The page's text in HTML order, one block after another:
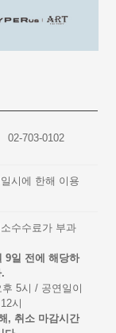
02-703-0102
시에 한해 이용
수수료가 부과
9일 전에 해당하
5시 / 공연일이
시
, 취소 마감시간